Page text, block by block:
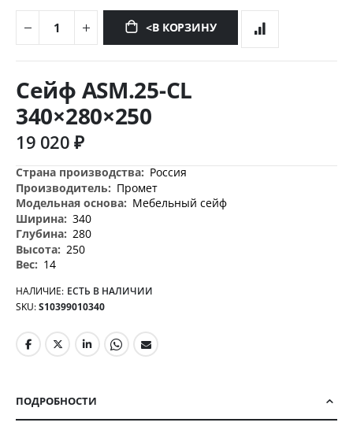
<В КОРЗИНУ
началу
изображений
Сейф ASM.25-CL
340×280×250
19 020 ₽
Дополнительная
информация
Россия
Промет
Мебельный сейф
340
280
250
14
НАЛИЧИЕ: ЕСТЬ В НАЛИЧИИ
SKU S10399010340
ПОДРОБНОСТИ